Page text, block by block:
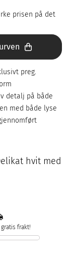
prisen på det
preg.
detalj på både
med både lyse
hvit med
frakt!